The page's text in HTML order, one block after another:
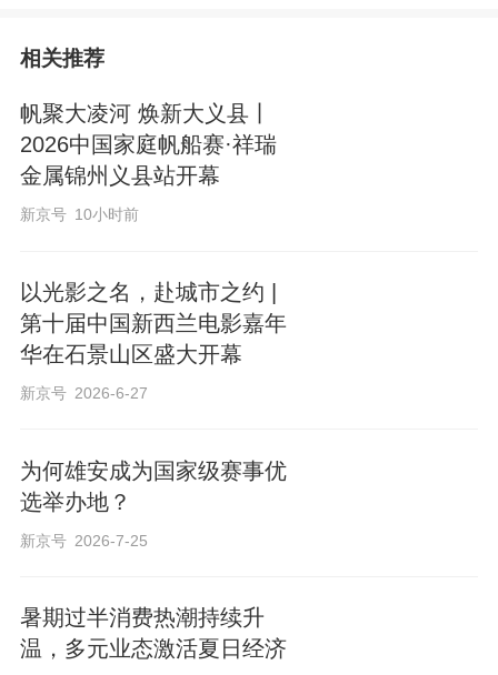
相关推荐
帆聚大凌河 焕新大义县丨
2026中国家庭帆船赛·祥瑞
金属锦州义县站开幕
新京号 10小时前
以光影之名，赴城市之约 |
第十届中国新西兰电影嘉年
华在石景山区盛大开幕
新京号 2026-6-27
为何雄安成为国家级赛事优
选举办地？
新京号 2026-7-25
暑期过半消费热潮持续升
温，多元业态激活夏日经济